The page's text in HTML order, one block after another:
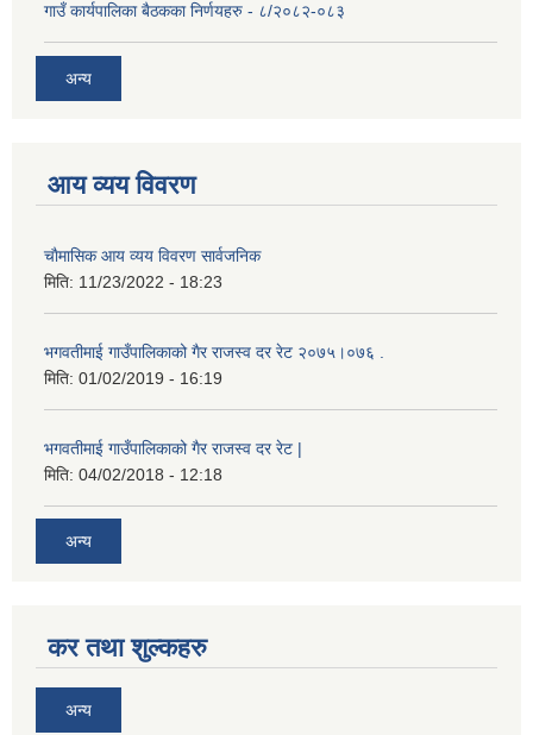
गाउँ कार्यपालिका बैठकका निर्णयहरु - ८/२०८२-०८३
अन्य
आय व्यय विवरण
चाैमासिक आय व्यय विवरण सार्वजनिक
मिति: 11/23/2022 - 18:23
भगवतीमाई गाउँपालिकाको गैर राजस्व दर रेट २०७५।०७६ .
मिति: 01/02/2019 - 16:19
भगवतीमाई गाउँपालिकाको गैर राजस्व दर रेट |
मिति: 04/02/2018 - 12:18
अन्य
कर तथा शुल्कहरु
अन्य